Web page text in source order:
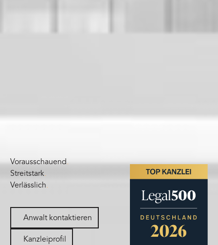
Vorausschauend.
Streitstark.
Verlässlich.
Anwalt kontaktieren
Kanzleiprofil
Kanzleiprofil